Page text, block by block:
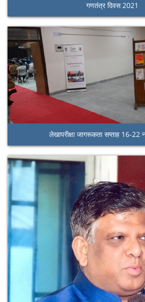
गणतंत्र दिवस 2021
लेखापरीक्षा जागरूकता सप्ताह 16-22